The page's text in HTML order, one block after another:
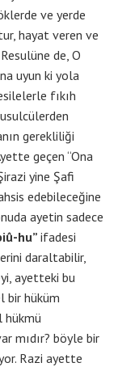
ve yerde
hayat veren ve
de, O
uyun ki yola
fıkıh
gerekliliği
geçen “Ona
yine Şafi
edebileceğine
ayetin sadece
hu”ifadesi
daraltabilir,
ayetteki bu
bir hüküm
hükmü
mıdır? böyle bir
Razi ayette